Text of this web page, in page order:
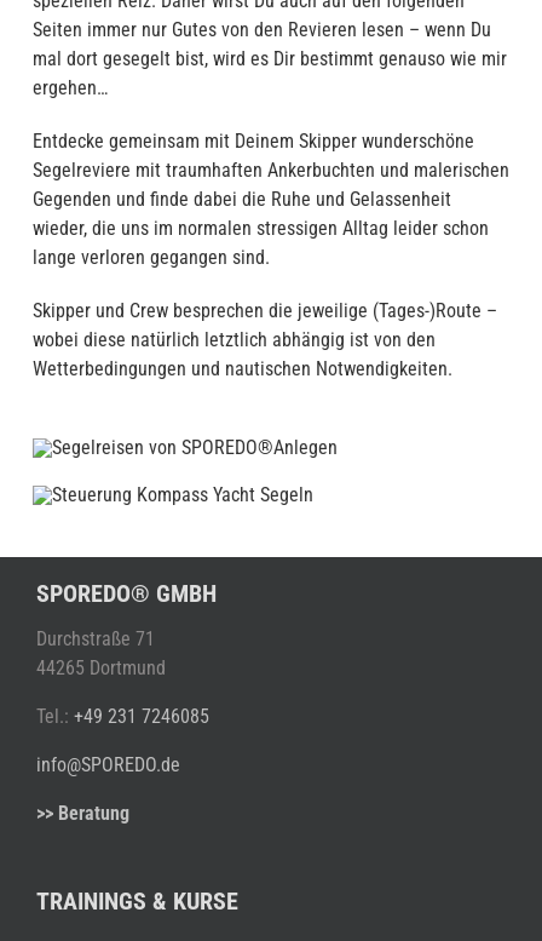
Seiten immer nur Gutes von den Revieren lesen – wenn Du
mal dort gesegelt bist, wird es Dir bestimmt genauso wie mir
ergehen…
Entdecke gemeinsam mit Deinem Skipper wunderschöne
Segelreviere mit traumhaften Ankerbuchten und malerischen
Gegenden und finde dabei die Ruhe und Gelassenheit
wieder, die uns im normalen stressigen Alltag leider schon
lange verloren gegangen sind.
Skipper und Crew besprechen die jeweilige (Tages-)Route –
wobei diese natürlich letztlich abhängig ist von den
Wetterbedingungen und nautischen Notwendigkeiten.
SPOREDO® GMBH
Durchstraße 71
44265 Dortmund
Tel.: +49 231 7246085
info@SPOREDO.de
>> Beratung
TRAININGS & KURSE